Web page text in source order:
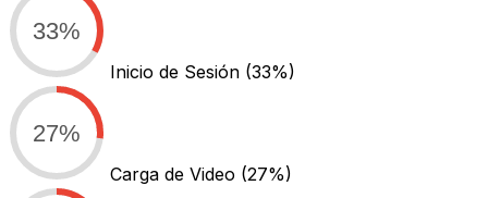
33%
Inicio de Sesión (33%)
27%
Carga de Video (27%)